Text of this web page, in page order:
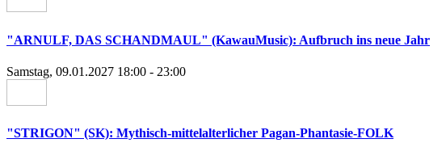
"ARNULF, DAS SCHANDMAUL" (KawauMusic): Aufbruch ins neue Jahr
Samstag, 09.01.2027 18:00 - 23:00
"STRIGON" (SK): Mythisch-mittelalterlicher Pagan-Phantasie-FOLK